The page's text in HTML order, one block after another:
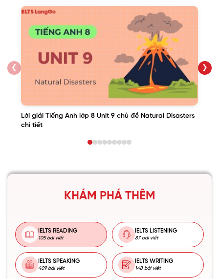
❮
Lời giải Tiếng Anh lớp 8 Unit 9 chủ đề Natural Disasters
chi tiết
❯
KHÁM PHÁ THÊM
IELTS READING
105 bài viết
IELTS LISTENING
87 bài viết
IELTS SPEAKING
409 bài viết
IELTS WRITING
148 bài viết